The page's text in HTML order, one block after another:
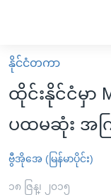
လွယ်ကူ
စေ
များ
ပင်မ
မူလစာမျက်နှာ
မြန်မာ
ကမ္ဘာ့သတင်းများ
နိုင်ငံတကာ
အမေရိကန်
ဗွီဒီယို
သတင်းလွတ်လပ်ခွင့်
နိုင်ငံတကာ
ထိုင်းနိုင်ငံမှာ
ပထမဆုံး အ
ဗွီအိုအေ (မြန်မာပိုင်း)
၁၈ ဇြန္၊ ၂၀၁၅